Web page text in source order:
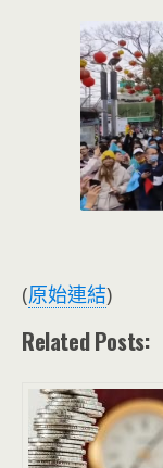
(原始連結)
Related Posts: